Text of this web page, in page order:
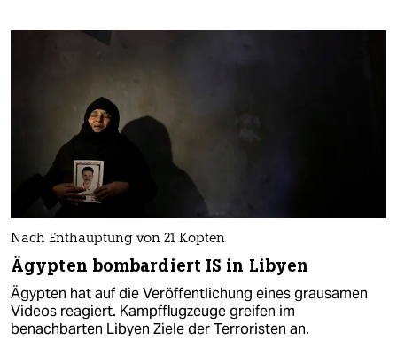
Nach Enthauptung von 21 Kopten
Ägypten bombardiert IS in Libyen
Ägypten hat auf die Veröffentlichung eines grausamen
Videos reagiert. Kampfflugzeuge greifen im
benachbarten Libyen Ziele der Terroristen an.